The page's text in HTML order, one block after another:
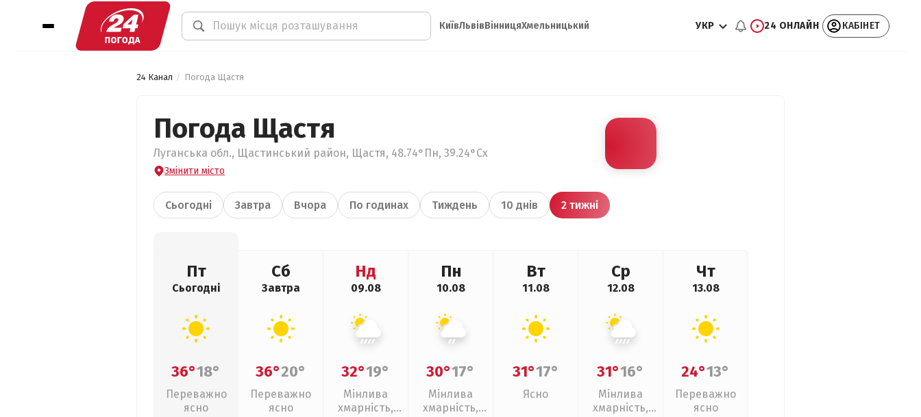
КиївЛьвівВінницяХмельницький УКР 24 ОНЛАЙН КАБІНЕТ
24 Канал Погода Щастя
Погода Щастя
Луганська обл., Щастинський район, Щастя, 48.74°Пн, 39.24°Сх
Змінити місто
Сьогодні Завтра Вчора По годинах Тиждень 10 днів 2 тижні
Пт
Сьогодні
36°18°
Переважно
ясно
Сб
Завтра
36°20°
Переважно
ясно
Нд
09.08
32°19°
Мінлива
хмарність,
Пн
10.08
30°17°
Мінлива
хмарність,
Вт
11.08
31°17°
Ясно
Ср
12.08
31°16°
Мінлива
хмарність,
Чт
13.08
24°13°
Переважно
ясно